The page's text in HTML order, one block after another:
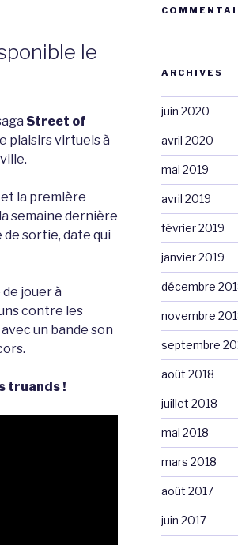
le
Street of
plaisirs virtuels à
et la première
semaine dernière
sortie, date qui
jouer à
contre les
un bande son
truands !
ARCHIVES
juin 2020
avril 2020
mai 2019
avril 2019
février 2019
janvier 2019
décembre
novembre
septembre
août 2018
juillet 2018
mai 2018
mars 2018
août 2017
juin 2017